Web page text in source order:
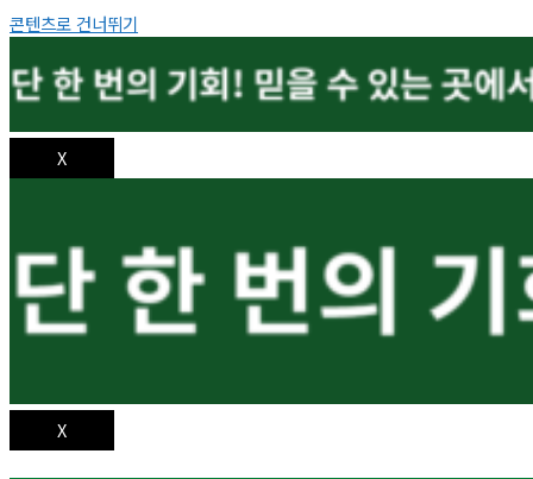
콘텐츠로 건너뛰기
X
X